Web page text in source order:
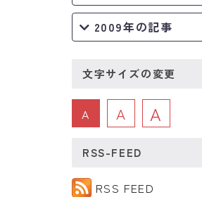
2009年の記事
文字サイズの変更
A A A
RSS-FEED
RSS FEED